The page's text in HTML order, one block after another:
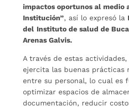
impactos oportunos al medio
Institución”, así lo expresó la
del Instituto de salud de
Arenas Galvis.
A través de estas actividades,
ejercita las buenas prácticas
entre su personal, lo cual es
optimizar espacios de
documentación, reducir